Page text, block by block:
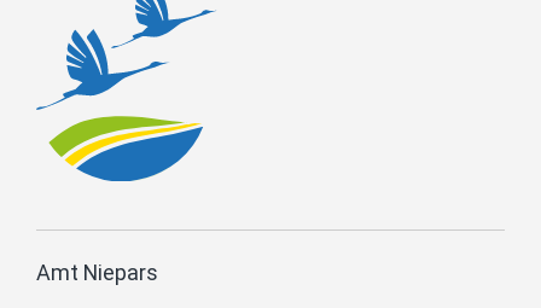
Amt Niepars